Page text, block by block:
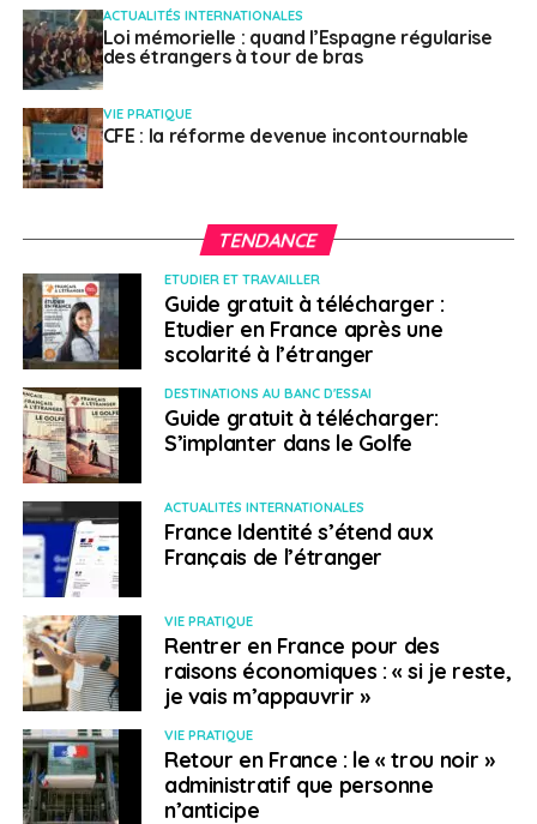
ACTUALITÉS INTERNATIONALES
Loi mémorielle : quand l’Espagne régularise
des étrangers à tour de bras
VIE PRATIQUE
CFE : la réforme devenue incontournable
TENDANCE
ETUDIER ET TRAVAILLER
Guide gratuit à télécharger :
Etudier en France après une
scolarité à l’étranger
DESTINATIONS AU BANC D'ESSAI
Guide gratuit à télécharger:
S’implanter dans le Golfe
ACTUALITÉS INTERNATIONALES
France Identité s’étend aux
Français de l’étranger
VIE PRATIQUE
Rentrer en France pour des
raisons économiques : « si je reste,
je vais m’appauvrir »
VIE PRATIQUE
Retour en France : le « trou noir »
administratif que personne
n’anticipe